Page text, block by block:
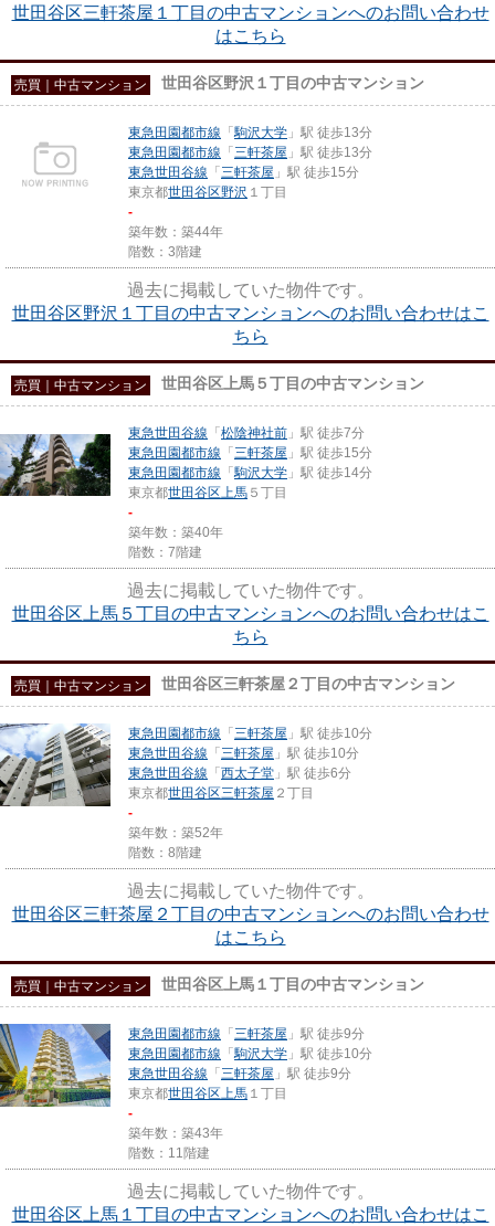
世田谷区三軒茶屋１丁目の中古マンションへのお問い合わせ
はこちら
売買｜中古マンション 世田谷区野沢１丁目の中古マンション
東急田園都市線 「駒沢大学 」駅 徒歩13分
東急田園都市線 「三軒茶屋 」駅 徒歩13分
東急世田谷線 「三軒茶屋 」駅 徒歩15分
東京都世田谷区野沢 １丁目
-
築年数：築44年
階数：3階建
過去に掲載していた物件です。
世田谷区野沢１丁目の中古マンションへのお問い合わせはこ
ちら
売買｜中古マンション 世田谷区上馬５丁目の中古マンション
東急世田谷線 「松陰神社前 」駅 徒歩7分
東急田園都市線 「三軒茶屋 」駅 徒歩15分
東急田園都市線 「駒沢大学 」駅 徒歩14分
東京都世田谷区 上馬 ５丁目
-
築年数：築40年
階数：7階建
過去に掲載していた物件です。
世田谷区上馬５丁目の中古マンションへのお問い合わせはこ
ちら
売買｜中古マンション 世田谷区三軒茶屋２丁目の中古マンション
東急田園都市線 「三軒茶屋 」駅 徒歩10分
東急世田谷線 「三軒茶屋 」駅 徒歩10分
東急世田谷線 「西太子堂 」駅 徒歩6分
東京都世田谷区三軒茶屋 ２丁目
-
築年数：築52年
階数：8階建
過去に掲載していた物件です。
世田谷区三軒茶屋２丁目の中古マンションへのお問い合わせ
はこちら
売買｜中古マンション 世田谷区上馬１丁目の中古マンション
東急田園都市線 「三軒茶屋 」駅 徒歩9分
東急田園都市線 「駒沢大学 」駅 徒歩10分
東急世田谷線 「三軒茶屋 」駅 徒歩9分
東京都世田谷区 上馬 １丁目
-
築年数：築43年
階数：11階建
過去に掲載していた物件です。
世田谷区上馬１丁目の中古マンションへのお問い合わせはこ